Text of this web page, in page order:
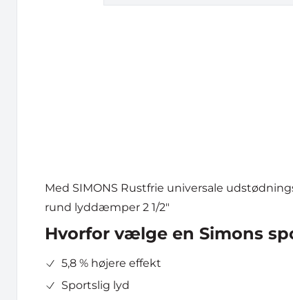
Med SIMONS Rustfrie universale
rund lyddæmper 2 1/2"
Hvorfor vælge en Simons
5,8 % højere effekt
Sportslig lyd